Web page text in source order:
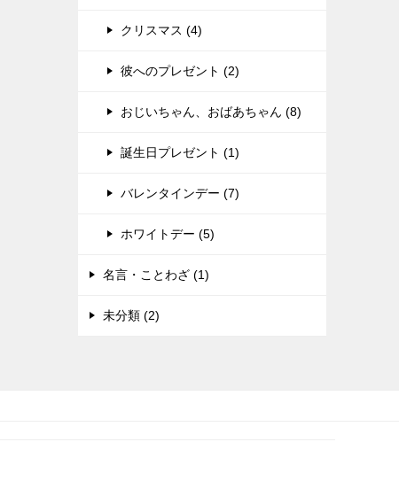
クリスマス (4)
彼へのプレゼント (2)
おじいちゃん、おばあちゃん (8)
誕生日プレゼント (1)
バレンタインデー (7)
ホワイトデー (5)
名言・ことわざ (1)
未分類 (2)